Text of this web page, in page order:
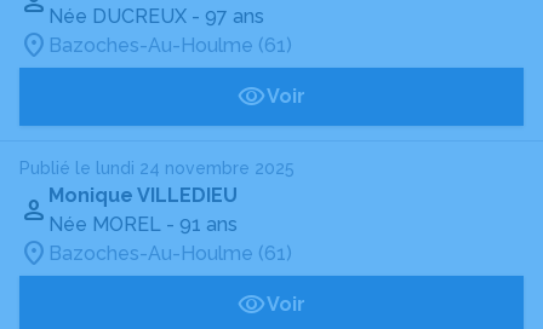
Née DUCREUX - 97 ans
Bazoches-Au-Houlme (61)
Voir
Publié le lundi 24 novembre 2025
Monique VILLEDIEU
Née MOREL - 91 ans
Bazoches-Au-Houlme (61)
Voir